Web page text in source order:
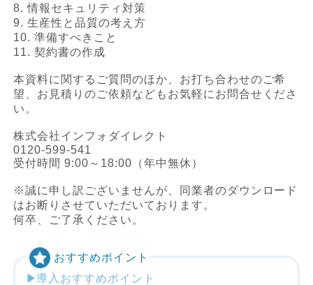
8. 情報セキュリティ対策
9. 生産性と品質の考え方
10. 準備すべきこと
11. 契約書の作成
本資料に関するご質問のほか、お打ち合わせのご希
望、お見積りのご依頼などもお気軽にお問合せくださ
い。
株式会社インフォダイレクト
0120-599-541
受付時間 9:00～18:00（年中無休）
※誠に申し訳ございませんが、同業者のダウンロード
はお断りさせていただいております。
何卒、ご了承ください。
おすすめポイント
導入おすすめポイント